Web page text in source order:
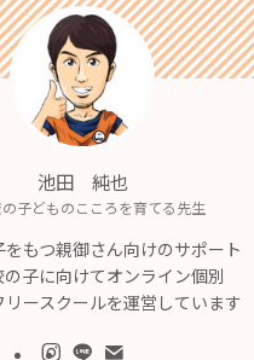
池田 純也
子どものこころを育てる先生
をもつ親御さん向けのサポート
の子に向けてオンライン個別
ースクールを運営しています